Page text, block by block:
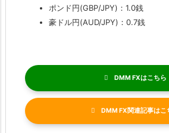
ポンド円(GBP/JPY)：1.0銭
豪ドル円(AUD/JPY)：0.7銭
DMM FX
DMM FX関連記事